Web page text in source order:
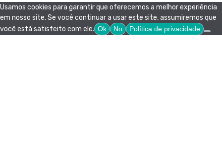
Usamos cookies para garantir que oferecemos a melhor experiência
em nosso site. Se você continuar a usar este site, assumiremos que
você está satisfeito com ele. Ok No Política de privacidade